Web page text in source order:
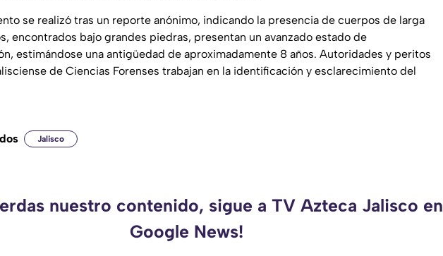
se realizó tras un reporte anónimo, indicando la presencia de cuerpos de larga
encontrados bajo grandes piedras, presentan un avanzado estado de
estimándose una antigüedad de aproximadamente 8 años. Autoridades y peritos
de Ciencias Forenses trabajan en la identificación y esclarecimiento del
Jalisco
nuestro contenido, sigue a TV Azteca Jalisco en
Google News!